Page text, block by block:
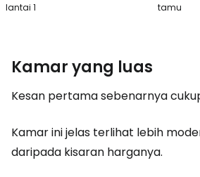
lantai 1
tamu
Kamar yang luas
Kesan pertama sebenarnya
Kamar ini jelas terlihat lebih
daripada kisaran harganya.